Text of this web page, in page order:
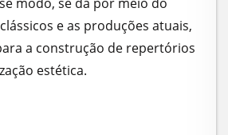
e as produções atuais,
a construção de repertórios
estética.